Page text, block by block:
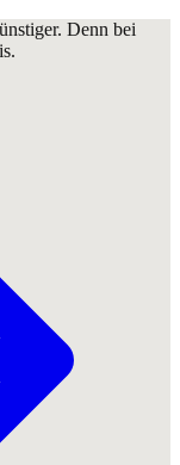
Denn bei